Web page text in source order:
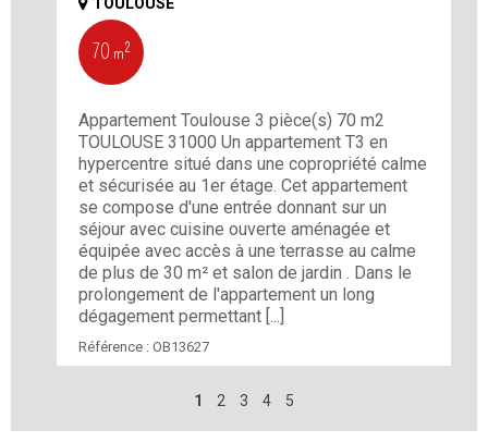
70 m²
Appartement Toulouse 3 pièce(s) 70 m2
TOULOUSE 31000 Un appartement T3 en
hypercentre situé dans une copropriété calme
et sécurisée au 1er étage. Cet appartement
se compose d'une entrée donnant sur un
séjour avec cuisine ouverte aménagée et
équipée avec accès à une terrasse au calme
de plus de 30 m² et salon de jardin . Dans le
prolongement de l'appartement un long
dégagement permettant [...]
Référence : OB13627
1 2 3 4 5